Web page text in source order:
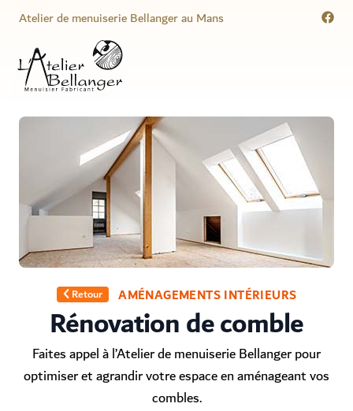
Atelier de menuiserie Bellanger au Mans
Menuisier Atelier Bellanger
Retour AMÉNAGEMENTS INTÉRIEURS
Rénovation de comble
Faites appel à l’Atelier de menuiserie Bellanger pour
optimiser et agrandir votre espace en aménageant vos
combles.